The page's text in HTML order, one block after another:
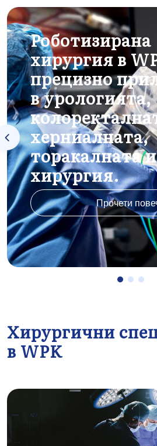
Роботизирана
хирургия в
прецизно
в урологията,
херниалната,
торакалната
хирургия.
Прочети
Хирургични
в WPK